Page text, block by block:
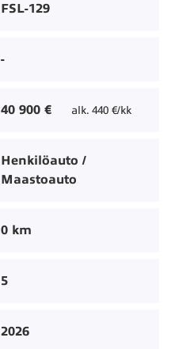
FSL-129
-
40 900 € alk. 440 €/kk
Henkilöauto /
Maastoauto
0 km
5
2026